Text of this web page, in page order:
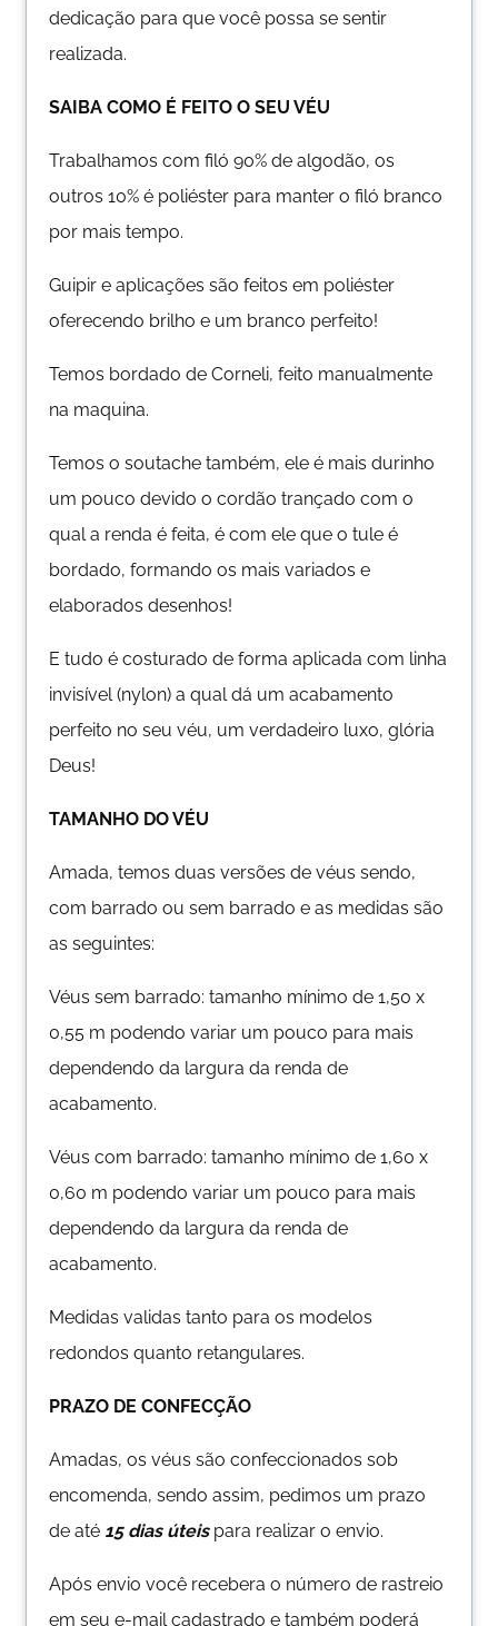
dedicação para que você possa se sentir
realizada.
SAIBA COMO É FEITO O SEU VÉU
Trabalhamos com filó 90% de algodão, os
outros 10% é poliéster para manter o filó branco
por mais tempo.
Guipir e aplicações são feitos em poliéster
oferecendo brilho e um branco perfeito!
Temos bordado de Corneli, feito manualmente
na maquina.
Temos o soutache também, ele é mais durinho
um pouco devido o cordão trançado com o
qual a renda é feita, é com ele que o tule é
bordado, formando os mais variados e
elaborados desenhos!
E tudo é costurado de forma aplicada com linha
invisível (nylon) a qual dá um acabamento
perfeito no seu véu, um verdadeiro luxo, glória
Deus!
TAMANHO DO VÉU
Amada, temos duas versões de véus sendo,
com barrado ou sem barrado e as medidas são
as seguintes:
Véus sem barrado: tamanho mínimo de 1,50 x
0,55 m podendo variar um pouco para mais
dependendo da largura da renda de
acabamento.
Véus com barrado: tamanho mínimo de 1,60 x
0,60 m podendo variar um pouco para mais
dependendo da largura da renda de
acabamento.
Medidas validas tanto para os modelos
redondos quanto retangulares.
PRAZO DE CONFECÇÃO
Amadas, os véus são confeccionados sob
encomenda, sendo assim, pedimos um prazo
de até 15 dias úteispara realizar o envio.
Após envio você recebera o número de rastreio
em seu e-mail cadastrado e também poderá